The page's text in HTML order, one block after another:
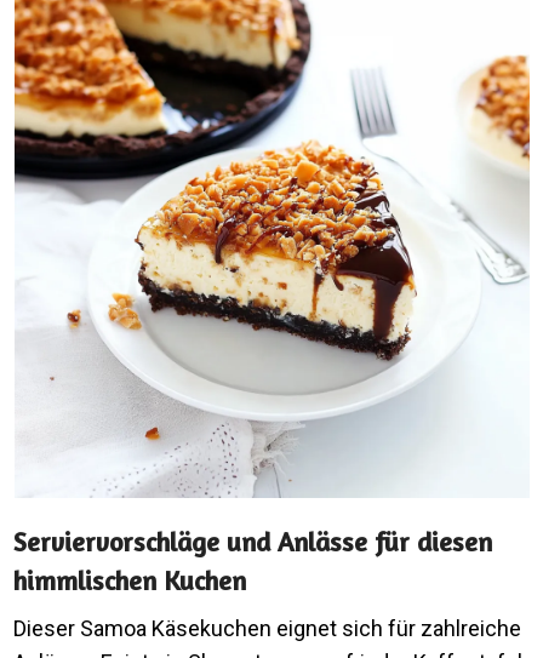
Serviervorschläge und Anlässe für diesen
himmlischen Kuchen
Dieser Samoa Käsekuchen eignet sich für zahlreiche